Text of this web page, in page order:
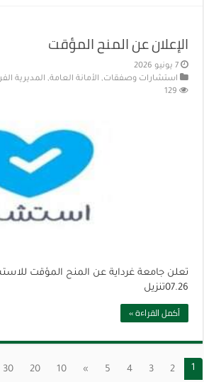
الإعلان عن المنح المؤقت
7 يونيو 2026
استشارات وصفقات, الأمانة العامة, المديرية
129
تعلن جامعة غرداية عن المنح المؤقت
07.26تنزيل
أكمل القراءة »
1
2
3
4
5
»
10
20
30